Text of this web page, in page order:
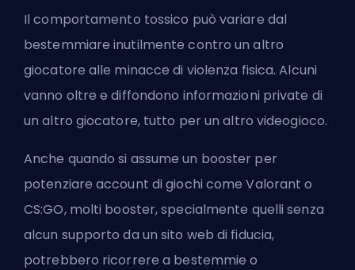
Il comportamento tossico può variare dal
bestemmiare inutilmente contro un altro
giocatore alle minacce di violenza fisica. Alcuni
vanno oltre e diffondono informazioni private di
un altro giocatore, tutto per un altro videogioco.
Anche quando si assume un booster per
potenziare account di giochi comeValorant o
CS:GO, molti booster, specialmente quelli senza
alcun supporto da un sito web di fiducia,
potrebbero ricorrere a bestemmie o